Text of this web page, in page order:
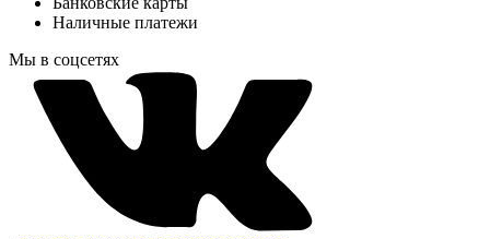
Наличные платежи
Мы в соцсетях